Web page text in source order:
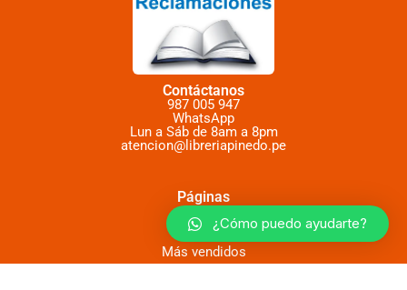
Contáctanos
987 005 947
WhatsApp
Lun a Sáb de 8am a 8pm
atencion@libreriapinedo.pe
Páginas
Novedades
Más vendidos
¿Cómo puedo ayudarte?